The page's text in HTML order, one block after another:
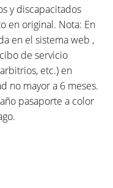
y discapacitados
en original. Nota: En
en el sistema web ,
de servicio
etc.) en
no mayor a 6 meses.
pasaporte a color